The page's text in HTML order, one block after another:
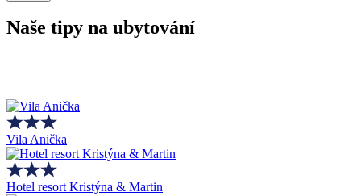
Naše tipy na ubytování
Vila Anička
Hotel resort Kristýna & Martin